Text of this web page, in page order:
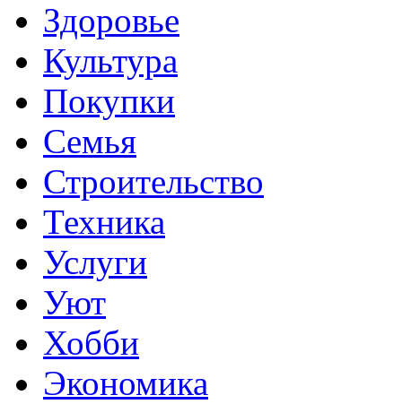
Здоровье
Культура
Покупки
Семья
Строительство
Техника
Услуги
Уют
Хобби
Экономика